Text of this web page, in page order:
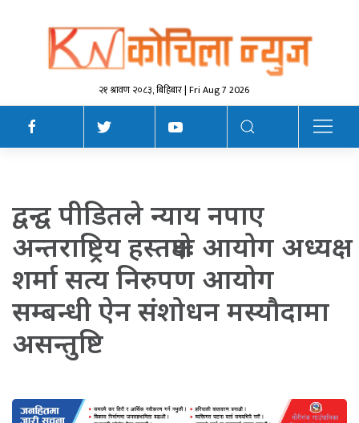
२१ श्रावण २०८३, बिहिबार | Fri Aug 7 2026
द्वन्द्व पीडितले न्याय नपाए
अन्तराष्ट्रिय हस्तक्षेपः आयोग अध्यक्ष
शर्मा सत्य निरुपण आयोग
सम्बन्धी ऐन संशोधन मस्यौदामा
असन्तुष्टि